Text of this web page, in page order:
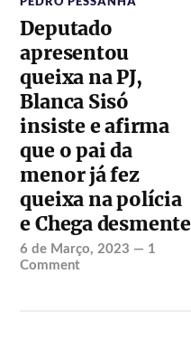
Deputado
apresentou
queixa na PJ,
Blanca Sisó
insiste e afirma
que o pai da
menor já fez
queixa na polícia
e Chega desmente
6 de Março, 2023 — 1
Comment